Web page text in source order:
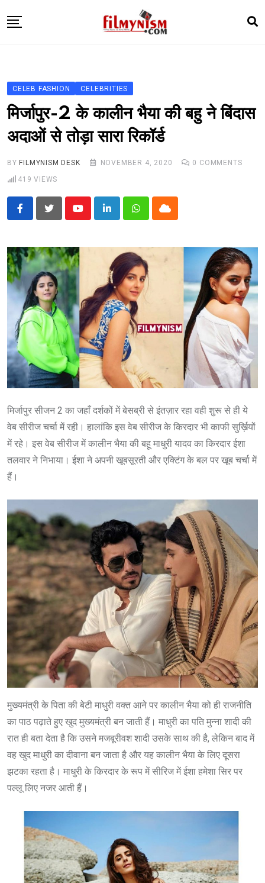
to
TELEVISION
BHOJPURI
NEWS ABTAK
STARRY SIDES
CELEB FASHION CELEBRITIES
मिर्जापुर-2 के कालीन भैया की बहु ने बिंदास
अदाओं से तोड़ा सारा रिकॉर्ड
BY FILMYNISM DESK NOVEMBER 4, 2020 0 COMMENTS
419 VIEWS
YoutubeLinkedInWhatsappCloud
मिर्जापुर सीजन 2 का जहाँ दर्शकों में बेसब्री से इंतज़ार रहा वही शुरू से ही ये
वेब सीरीज चर्चा में रही। हालांकि इस वेब सीरीज के किरदार भी काफी सुर्ख़ियों
में रहे। इस वेब सीरीज में कालीन भैया की बहू माधुरी यादव का किरदार ईशा
तलवार ने निभाया। ईशा ने अपनी खूबसूरती और एक्टिंग के बल पर खूब चर्चा में
हैं।
मुख्यमंत्री के पिता की बेटी माधुरी वक्त आने पर कालीन भैया को ही राजनीति
का पाठ पढ़ाते हुए खुद मुख्यमंत्री बन जाती हैं। माधुरी का पति मुन्ना शादी की
रात ही बता देता है कि उसने मजबूरीवश शादी उसके साथ की है, लेकिन बाद में
वह खुद माधुरी का दीवाना बन जाता है और यह कालीन भैया के लिए दूसरा
झटका रहता है। माधुरी के किरदार के रूप में सीरिज में ईशा हमेशा सिर पर
पल्लू लिए नजर आती हैं।